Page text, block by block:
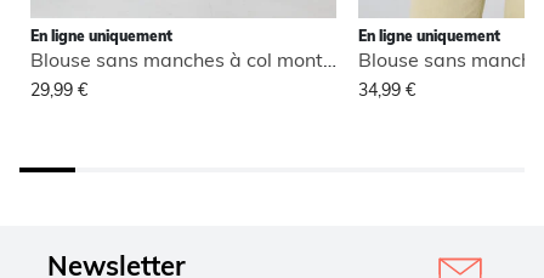
En ligne uniquement
Blouse sans manches à col montant
29,99 €
En ligne uniquement
34,99 €
Newsletter